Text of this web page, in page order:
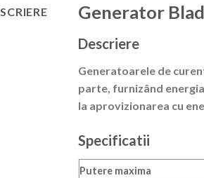
Generator
Descriere
Generatoarele de
parte, furnizând
la aprovizionarea cu
Specificatii
Putere maxima